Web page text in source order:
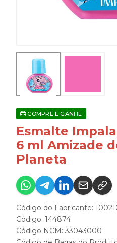
COMPRE E GANHE
Esmalte
6 ml Amizade
Planeta
Código do Fabricante:
Código: 144874
Código NCM: 33043000